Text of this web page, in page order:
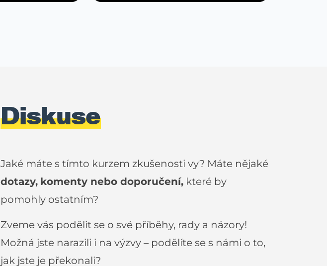
Diskuse
Jaké máte s tímto kurzem zkušenosti vy? Máte nějaké
dotazy, komenty nebo doporučení, které by
pomohly ostatním?
Zveme vás podělit se o své příběhy, rady a názory!
Možná jste narazili i na výzvy – podělíte se s námi o to,
jak jste je překonali?